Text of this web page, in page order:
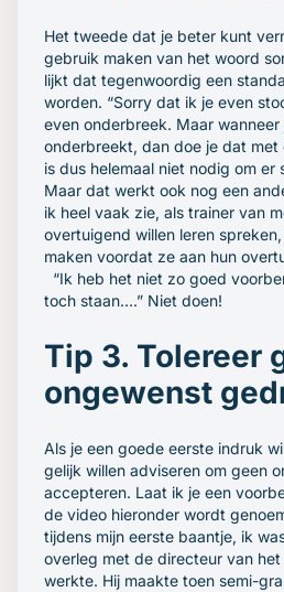
Het tweede dat je beter kunt
gebruik maken van het woord
lijkt dat tegenwoordig een
worden. “Sorry dat ik je even
even onderbreek. Maar
onderbreekt, dan doe je dat met
is dus helemaal niet nodig om
Maar dat werkt ook nog een
ik heel vaak zie, als trainer van
overtuigend willen leren
maken voordat ze aan hun
“Ik heb het niet zo goed
toch staan….” Niet doen!
Tip 3. Tolereer
ongewenst
Als je een goede eerste indruk
gelijk willen adviseren om geen
accepteren. Laat ik je een
de video hieronder wordt
tijdens mijn eerste baantje, ik
overleg met de directeur van
werkte. Hij maakte toen semi-